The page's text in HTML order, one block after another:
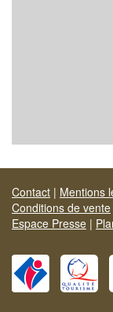
Contact | Mentions
Conditions de vente
Espace Presse |